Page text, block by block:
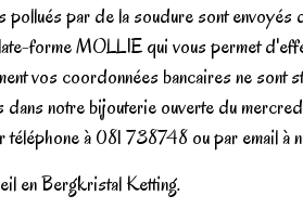
par de la soudure sont
forme MOLLIE qui vous permet
vos coordonnées bancaires ne
notre bijouterie ouverte du
téléphone à 081 738748 ou par email
en Bergkristal Ketting.